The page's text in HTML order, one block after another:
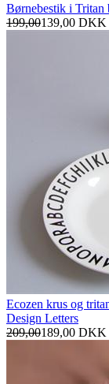
Børnebestik i Tritan
199,00139,00 DKK
Ecozen krus og
Design Letters
209,00189,00 DKK